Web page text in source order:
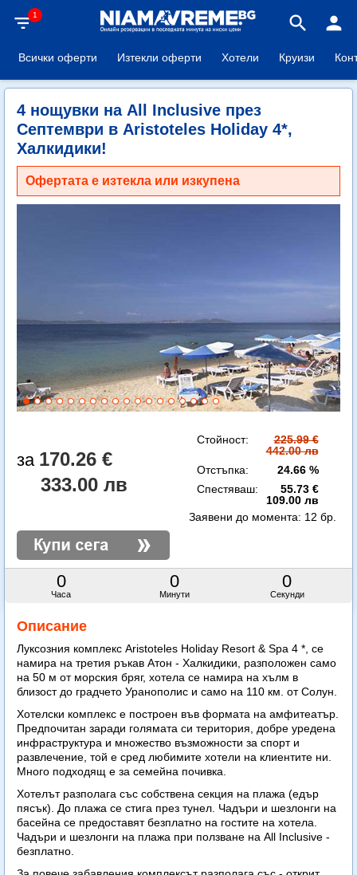
filter_list1 search person
Всички оферти Изтекли оферти Хотели Круизи
4 нощувки на All Inclusive през
Септември в Aristoteles Holiday 4*,
Халкидики!
Офертата е изтекла или изкупена
170.26 €
333.00 лв
Стойност:
225.99 €
442.00 лв
Отстъпка:
24.66 %
Спестяваш:
55.73 €
109.00 лв
0
Часа
0
Минути
0
Секунди
Заявени до момента: 12 бр.
Описание
Луксозния комплекс Aristoteles Holiday Resort & Spa 4 *, се
намира на третия ръкав Атон - Халкидики, разположен само
на 50 м от морския бряг, хотела се намира на хълм в
близост до градчето Уранополис и само на 110 км. от Солун.
Хотелски комплекс е построен във формата на амфитеатър.
Предпочитан заради голямата си територия, добре уредена
инфраструктура и множество възможности за спорт и
развлечение, той е сред любимите хотели на клиентите ни.
Много подходящ е за семейна почивка.
Хотелът разполага със собствена секция на плажа (едър
пясък). До плажа се стига през тунел. Чадъри и шезлонги на
басейна се предоставят безплатно на гостите на хотела.
Чадъри и шезлонги на плажа при ползване на All Inclusive -
безплатно.